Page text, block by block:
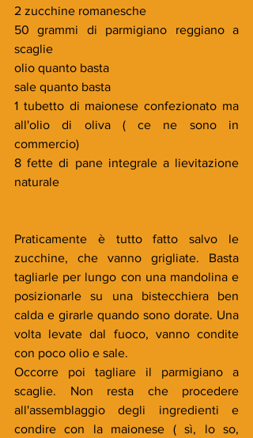
2 zucchine romanesche
50 grammi di parmigiano reggiano a
scaglie
olio quanto basta
sale quanto basta
1 tubetto di maionese confezionato ma
all'olio di oliva ( ce ne sono in
commercio)
8 fette di pane integrale a lievitazione
naturale
Praticamente è tutto fatto salvo le
zucchine, che vanno grigliate. Basta
tagliarle per lungo con una mandolina e
posizionarle su una bistecchiera ben
calda e girarle quando sono dorate. Una
volta levate dal fuoco, vanno condite
con poco olio e sale.
Occorre poi tagliare il parmigiano a
scaglie. Non resta che procedere
all'assemblaggio degli ingredienti e
condire con la maionese ( sì, lo so,